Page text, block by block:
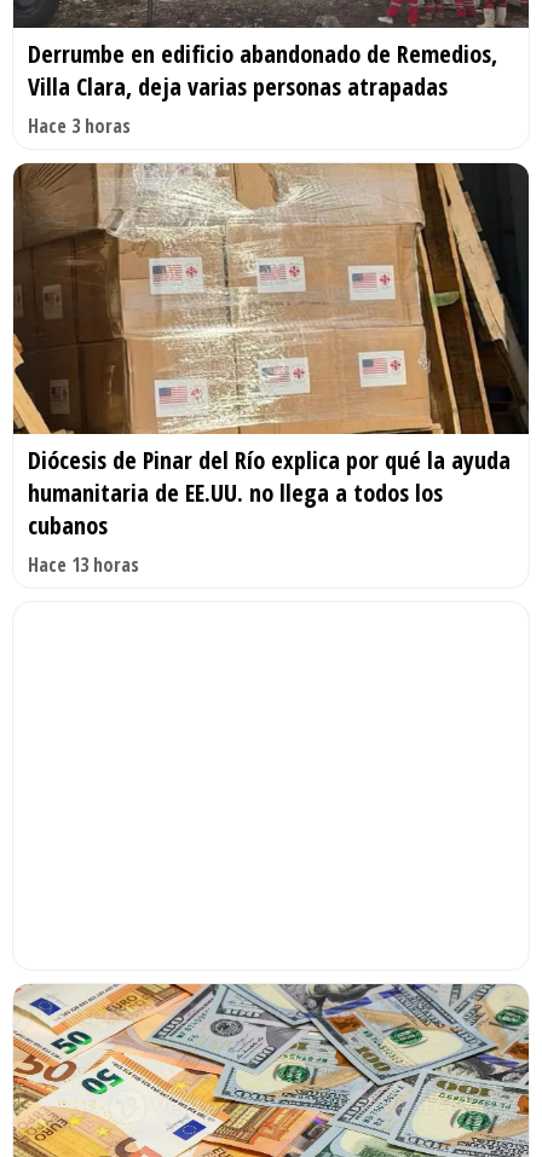
Derrumbe en edificio abandonado de Remedios,
Villa Clara, deja varias personas atrapadas
Hace 3 horas
Diócesis de Pinar del Río explica por qué la ayuda
humanitaria de EE.UU. no llega a todos los
cubanos
Hace 13 horas